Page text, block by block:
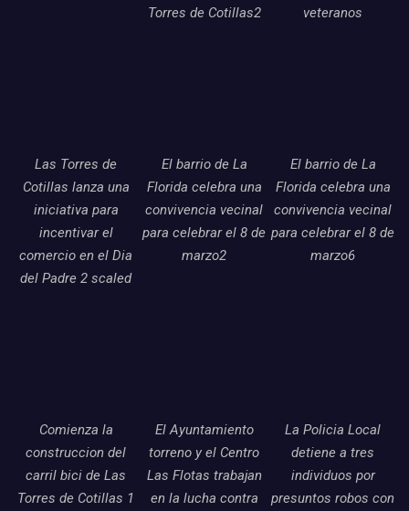
Torres de Cotillas2
veteranos
Las Torres de
Cotillas lanza una
iniciativa para
incentivar el
comercio en el Dia
del Padre 2 scaled
El barrio de La
Florida celebra una
convivencia vecinal
para celebrar el 8 de
marzo2
El barrio de La
Florida celebra una
convivencia vecinal
para celebrar el 8 de
marzo6
Comienza la
construccion del
carril bici de Las
Torres de Cotillas 1
El Ayuntamiento
torreno y el Centro
Las Flotas trabajan
en la lucha contra
La Policia Local
detiene a tres
individuos por
presuntos robos con